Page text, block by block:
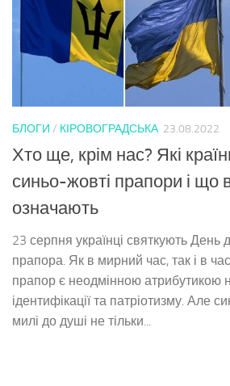
БЛОГИ / КІРОВОГРАДСЬКА 23.08.2022
Хто ще, крім нас? Які
синьо-жовті прапори і що
означають
23 серпня українці святкують День
прапора. Як в мирний час, так і в
прапор є неодмінною атрибутикою
ідентифікації та патріотизму. Але
милі до душі не тільки...